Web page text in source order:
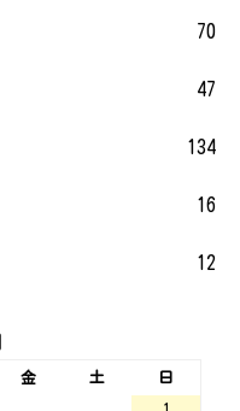
70
47
134
16
12
金 土
日